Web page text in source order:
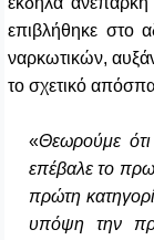
επιβλήθηκε στο
ναρκωτικών,
το σχετικό
«Θεωρούμε
επέβαλε το
πρώτη
υπόψη την